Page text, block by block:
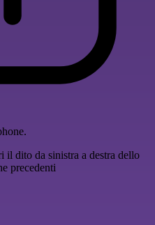
il dito da sinistra a destra dello
precedenti